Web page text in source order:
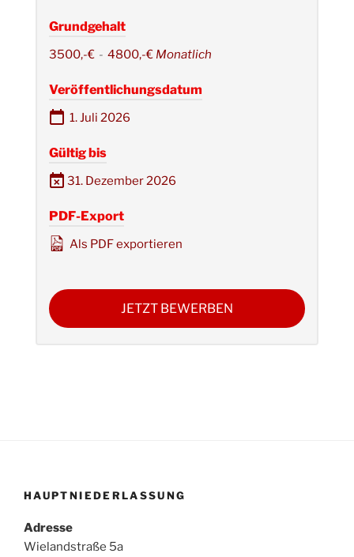
Grundgehalt
3500,-€ - 4800,-€ Monatlich
Veröffentlichungsdatum
1. Juli 2026
Gültig bis
31. Dezember 2026
PDF-Export
Als PDF exportieren
JETZT BEWERBEN
HAUPTNIEDERLASSUNG
Adresse
Wielandstraße 5a